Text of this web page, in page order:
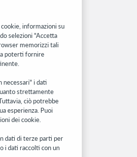
di prodotti,
informazioni su
selezioni "Accetta
memorizzi tali
poterti fornire
necessari" i dati
strettamente
ciò potrebbe
esperienza. Puoi
dei cookie.
dati di terze parti per
i dati raccolti con un